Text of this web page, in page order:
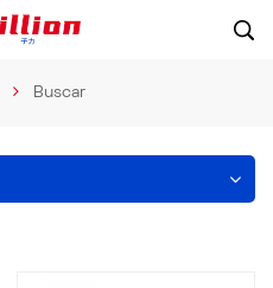
Buscar